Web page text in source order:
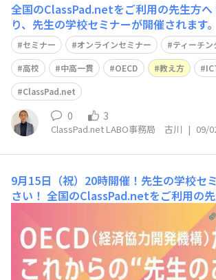
全国のClassPad.netをご利用の先生方へ 9月15日20時よ
り、先生の学校セミナーが開催されます。 今回のテーマ
は「OECD (経済協力開発機構)が示す、こ
のあり方” 〜ティーチング・コンパスか
教育とICT〜」です。 “教える”という営
め直す
セミナー オンラインセミナー
ティーチン
高校
中高一貫 OECD 教え方
ClassPad.net
0 3
ClassPad.net LABO事務局 古川 | 09/
9月15日（祝）20時開催！先生の学校セ
さい！ 全国のClassPad.netをご利用の
20時より、先生の学校セミナーが開催さ
ーマは「OECD (経済協力開発機構)が示
の“先生のあり方” 〜ティーチング・コ
く未来の教育とICT〜」です。“教える”
を、見つめ直